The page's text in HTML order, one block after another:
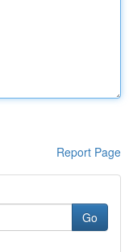
Report Page
Go